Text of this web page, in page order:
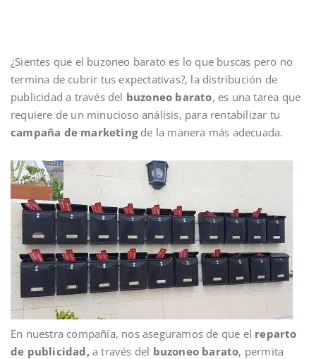
¿Sientes que el buzoneo barato es lo que buscas pero no
termina de cubrir tus expectativas?, la distribución de
publicidad a través del buzoneo barato, es una tarea que
requiere de un minucioso análisis, para rentabilizar tu
campaña de marketingde la manera más adecuada.
En nuestra compañía, nos aseguramos de que el reparto
de publicidad,a través del buzoneo barato, permita